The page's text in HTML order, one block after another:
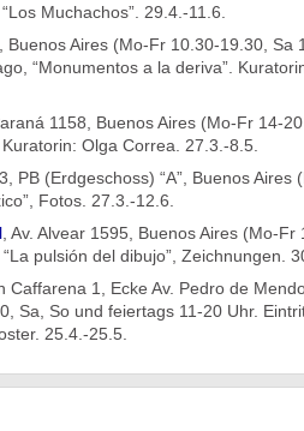
Muchachos”. 29.4.-11.6.
Buenos Aires (Mo-Fr 10.30-19.30, Sa
“Monumentos a la deriva”.
1158, Buenos Aires (Mo-Fr 14-
Olga Correa. 27.3.-8.5.
PB (Erdgeschoss) “A”, Buenos Aires
Fotos. 27.3.-12.6.
, Av. Alvear 1595, Buenos Aires (Mo-Fr
pulsión del dibujo”, Zeichnungen.
Caffarena 1, Ecke Av. Pedro de
Sa, So und feiertags 11-20 Uhr.
25.4.-25.5.